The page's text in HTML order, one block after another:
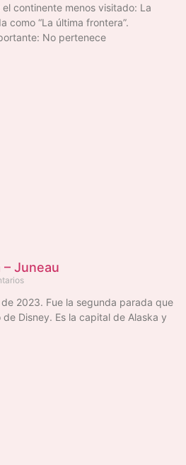
continente menos visitado: La
como “La última frontera”.
No pertenece
– Juneau
2023. Fue la segunda parada que
Disney. Es la capital de Alaska y